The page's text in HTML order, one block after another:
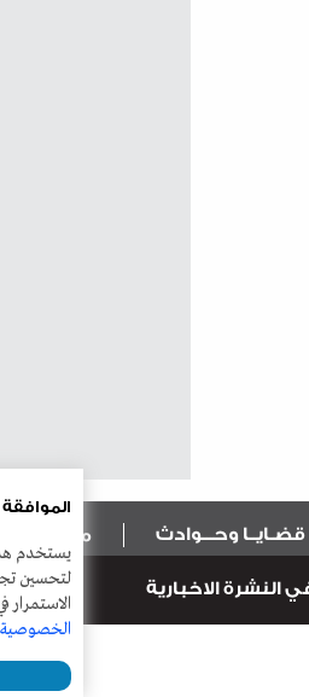
قضـايــا وحـــوادث منوعات
النشرة الاخبارية
يستخدم
لتحسين
الخصوصية